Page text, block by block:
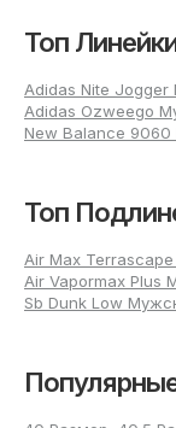
немного
больший размер
значению
свободного
необходим запас
по ширине и
современных
первоначальные
тщательно
избежать
Топ
Adidas Nite
Adidas Ozweego
New Balance
Топ
Air Max
Air Vapormax Plus
Sb Dunk Low